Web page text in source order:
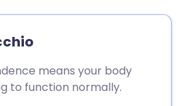
means your body
to function normally.